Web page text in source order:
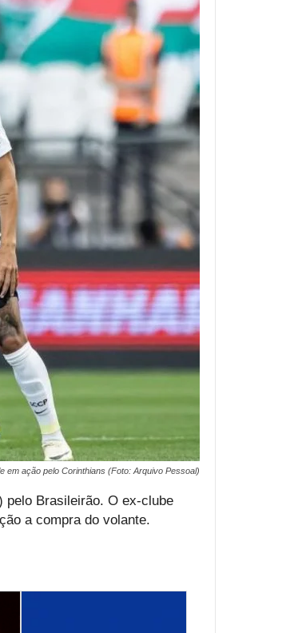
em ação pelo Corinthians (Foto: Arquivo Pessoal)
pelo Brasileirão. O ex-clube
a compra do volante.